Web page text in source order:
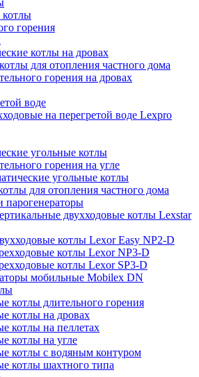
горения
котлы на дровах
для отопления частного дома
горения на дровах
воде
на перегретой воде Lexpro
угольные котлы
горения на угле
угольные котлы
для отопления частного дома
двухходовые котлы Lexstar
котлы Lexor Easy NP2-D
котлы Lexor NP3-D
котлы Lexor SP3-D
мобильные Mobilex DN
котлы длительного горения
котлы на дровах
котлы на пеллетах
котлы на угле
котлы с водяным контуром
котлы шахтного типа